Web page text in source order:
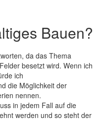
Bauen?
da das Thema
besetzt wird. Wenn ich
ich
die Möglichkeit der
nennen.
in jedem Fall auf die
werden und so steht der